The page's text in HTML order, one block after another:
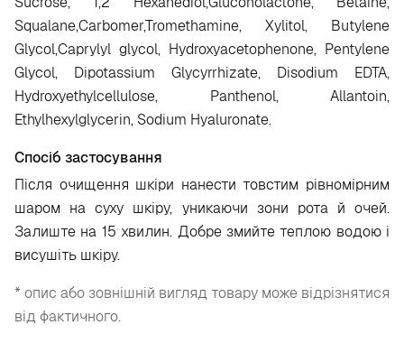
Squalane,Carbomer,Tromethamine, Xylitol, Butylene
Glycol,Caprylyl glycol, Hydroxyacetophenone, Pentylene
Glycol, Dipotassium Glycyrrhizate, Disodium EDTA,
Hydroxyethylcellulose, Panthenol, Allantoin,
Ethylhexylglycerin, Sodium Hyaluronate.
Спосіб застосування
Після очищення шкіри нанести товстим рівномірним
шаром на суху шкіру, уникаючи зони рота й очей.
Залиште на 15 хвилин. Добре змийте теплою водою і
висушіть шкіру.
* опис або зовнішній вигляд товару може відрізнятися
від фактичного.